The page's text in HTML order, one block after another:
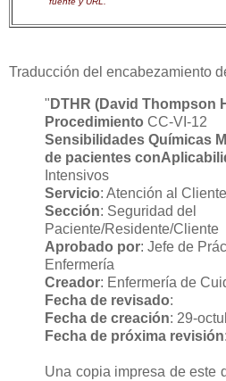
Traducción del encabezamiento
" DTHR (David Thompson
Procedimiento CC-VI-12
Sensibilidades Químicas
de pacientes con
Intensivos
Servicio: Atención al Cliente
Sección: Seguridad del
Paciente/Residente/Cliente
Aprobado por: Jefe de
Enfermería
Creador: Enfermería de
Fecha de revisado:
Fecha de creación: 29-
Fecha de próxima revisión:
Una copia impresa de este